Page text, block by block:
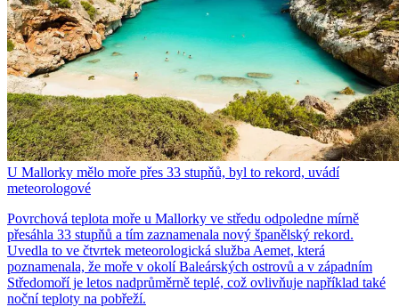
U Mallorky mělo moře přes 33 stupňů, byl to rekord, uvádí
meteorologové
Povrchová teplota moře u Mallorky ve středu odpoledne mírně
přesáhla 33 stupňů a tím zaznamenala nový španělský rekord.
Uvedla to ve čtvrtek meteorologická služba Aemet, která
poznamenala, že moře v okolí Baleárských ostrovů a v západním
Středomoří je letos nadprůměrně teplé, což ovlivňuje například také
noční teploty na pobřeží.